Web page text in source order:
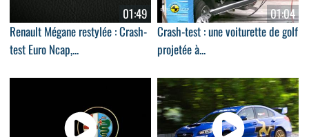
01:49
Renault Mégane restylée : Crash-
test Euro Ncap,...
01:04
Crash-test : une voiturette de golf
projetée à...